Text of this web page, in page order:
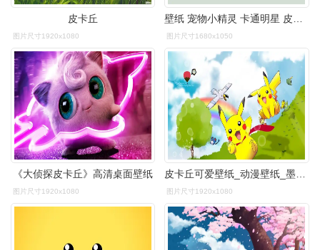
皮卡丘
图片尺寸1920x1080
壁纸 宠物小精灵 卡通明星 皮卡丘 1920x1080 full hd 2k 高清壁纸
图片尺寸1680x1050
《大侦探皮卡丘》高清桌面壁纸
图片尺寸1920x1080 图片尺寸1920x1080